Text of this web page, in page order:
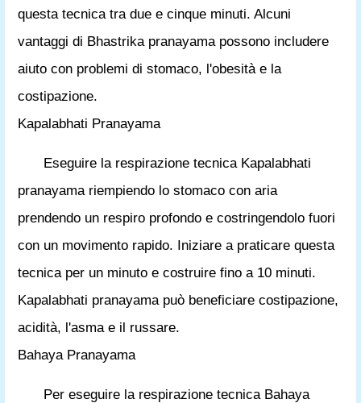
questa tecnica tra due e cinque minuti. Alcuni
vantaggi di Bhastrika pranayama possono includere
aiuto con problemi di stomaco, l'obesità e la
costipazione.
Kapalabhati Pranayama
Eseguire la respirazione tecnica Kapalabhati
pranayama riempiendo lo stomaco con aria
prendendo un respiro profondo e costringendolo fuori
con un movimento rapido. Iniziare a praticare questa
tecnica per un minuto e costruire fino a 10 minuti.
Kapalabhati pranayama può beneficiare costipazione,
acidità, l'asma e il russare.
Bahaya Pranayama
Per eseguire la respirazione tecnica Bahaya